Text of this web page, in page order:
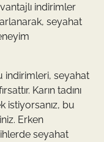
indirimler
seyahat
indirimleri, seyahat
Karın tadını
istiyorsanız, bu
Erken
seyahat